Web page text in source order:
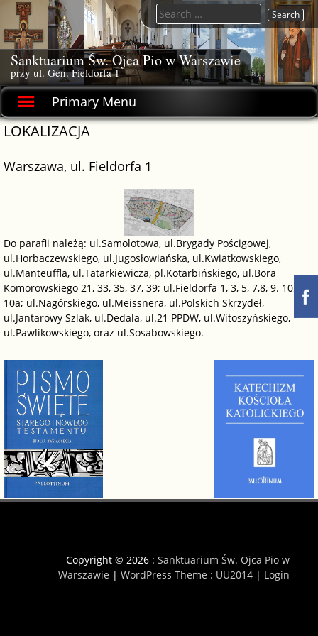
Skip
content
Sanktuarium Św. Ojca Pio w Warszawie
przy ul. Gen. Fieldorfa 1
Primary Menu
Search
for:
LOKALIZACJA
Warszawa, ul. Fieldorfa 1
Do parafii należą: ul.Samolotowa, ul.Brygady Pościgowej,
ul.Horbaczewskiego, ul.Jugosłowiańska, ul.Kwiatkowskiego,
ul.Manteuffla, ul.Tatarkiewicza, pl.Kotarbińskiego, ul.Bora
Komorowskiego 21, 33, 35, 37, 39; ul.Fieldorfa 1, 3, 5, 7,8, 9. 10,
10a; ul.Nagórskiego, ul.Meissnera, ul.Polskich Skrzydeł,
ul.Jantarowy Szlak, ul.Dedala, ul.21 PPDW, ul.Witoszyńskiego,
ul.Pawlikowskiego, oraz ul.Sosabowskiego.
Copyright © 2026 : Sanktuarium Św. Ojca Pio w
Warszawie | WordPress Theme : UU2014 | Login